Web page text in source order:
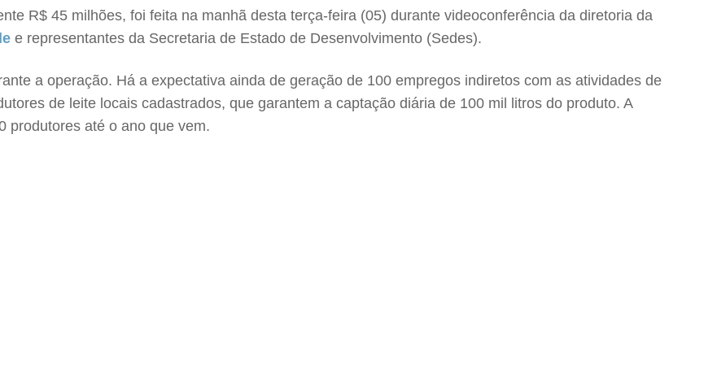
R$ 45 milhões, foi feita na manhã desta terça-feira (05) durante videoconferência da diretoria da
e representantes da Secretaria de Estado de Desenvolvimento (Sedes).
a operação. Há a expectativa ainda de geração de 100 empregos indiretos com as atividades de
de leite locais cadastrados, que garantem a captação diária de 100 mil litros do produto. A
produtores até o ano que vem.